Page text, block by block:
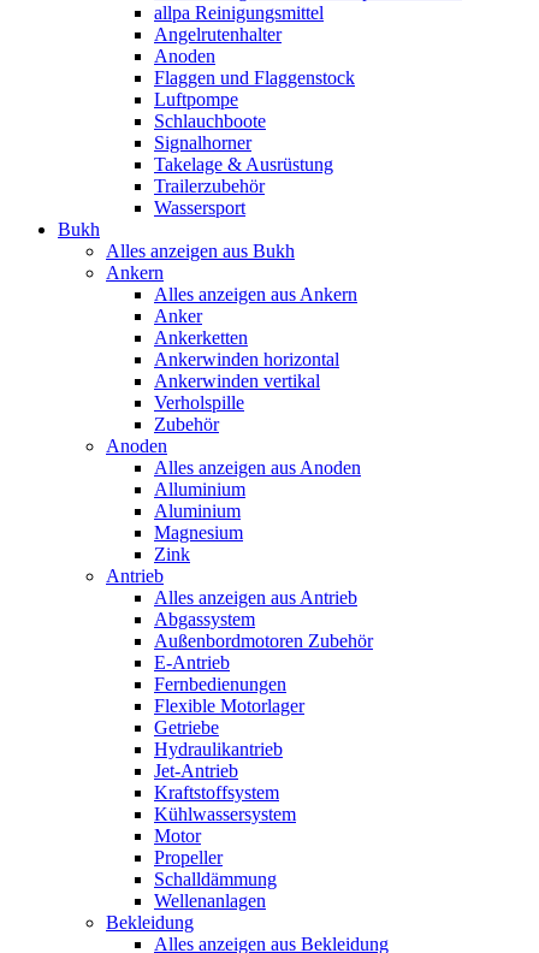
allpa Reinigungsmittel
Angelrutenhalter
Anoden
Flaggen und Flaggenstock
Luftpompe
Schlauchboote
Signalhorner
Takelage & Ausrüstung
Trailerzubehör
Wassersport
Bukh
Alles anzeigen aus Bukh
Ankern
Alles anzeigen aus Ankern
Anker
Ankerketten
Ankerwinden horizontal
Ankerwinden vertikal
Verholspille
Zubehör
Anoden
Alles anzeigen aus Anoden
Alluminium
Aluminium
Magnesium
Zink
Antrieb
Alles anzeigen aus Antrieb
Abgassystem
Außenbordmotoren Zubehör
E-Antrieb
Fernbedienungen
Flexible Motorlager
Getriebe
Hydraulikantrieb
Jet-Antrieb
Kraftstoffsystem
Kühlwassersystem
Motor
Propeller
Schalldämmung
Wellenanlagen
Bekleidung
Alles anzeigen aus Bekleidung